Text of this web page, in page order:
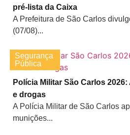
pré-lista da Caixa
A Prefeitura de São Carlos
(07/08)...
Segurança
Pública
Polícia Militar São Carlos
e drogas
A Polícia Militar de São Carlos
munições...